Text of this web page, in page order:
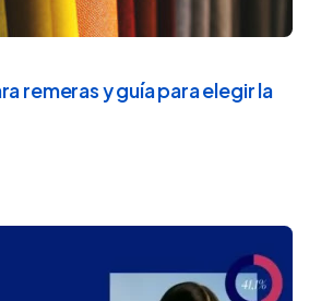
remeras y guía para elegir la